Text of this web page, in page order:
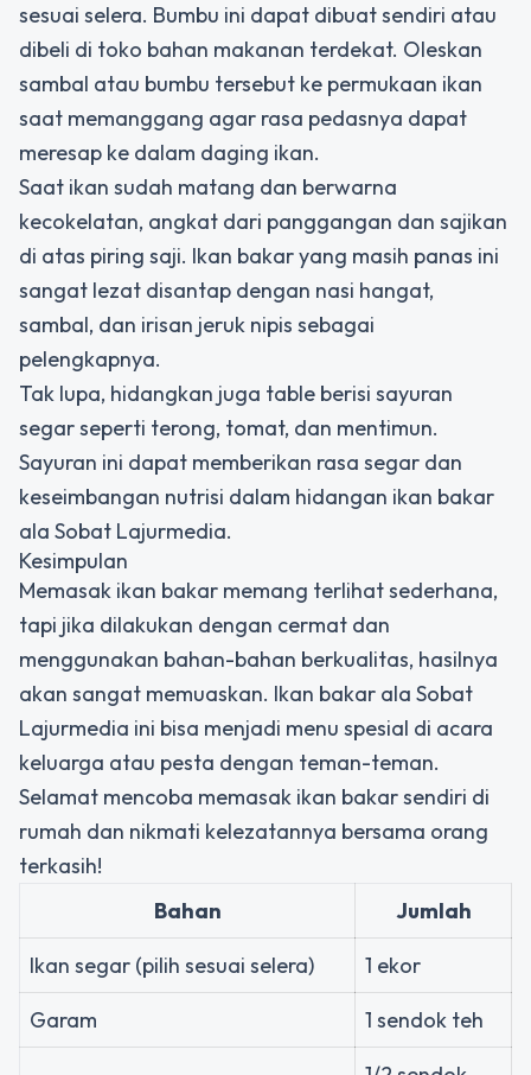
sesuai selera. Bumbu ini dapat dibuat sendiri atau
dibeli di toko bahan makanan terdekat. Oleskan
sambal atau bumbu tersebut ke permukaan ikan
saat memanggang agar rasa pedasnya dapat
meresap ke dalam daging ikan.
Saat ikan sudah matang dan berwarna
kecokelatan, angkat dari panggangan dan sajikan
di atas piring saji. Ikan bakar yang masih panas ini
sangat lezat disantap dengan nasi hangat,
sambal, dan irisan jeruk nipis sebagai
pelengkapnya.
Tak lupa, hidangkan juga table berisi sayuran
segar seperti terong, tomat, dan mentimun.
Sayuran ini dapat memberikan rasa segar dan
keseimbangan nutrisi dalam hidangan ikan bakar
ala Sobat Lajurmedia.
Kesimpulan
Memasak ikan bakar memang terlihat sederhana,
tapi jika dilakukan dengan cermat dan
menggunakan bahan-bahan berkualitas, hasilnya
akan sangat memuaskan. Ikan bakar ala Sobat
Lajurmedia ini bisa menjadi menu spesial di acara
keluarga atau pesta dengan teman-teman.
Selamat mencoba memasak ikan bakar sendiri di
rumah dan nikmati kelezatannya bersama orang
terkasih!
Bahan
Jumlah
Ikan segar (pilih sesuai selera)
1 ekor
Garam
1 sendok teh